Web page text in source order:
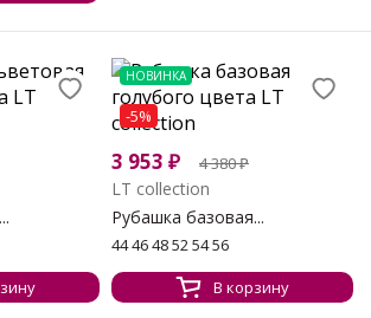
НОВИНКА
-5%
3 953 ₽ 4 380₽
LT collection
Рубашка базовая...
44 46 48 52 54 56
В корзину